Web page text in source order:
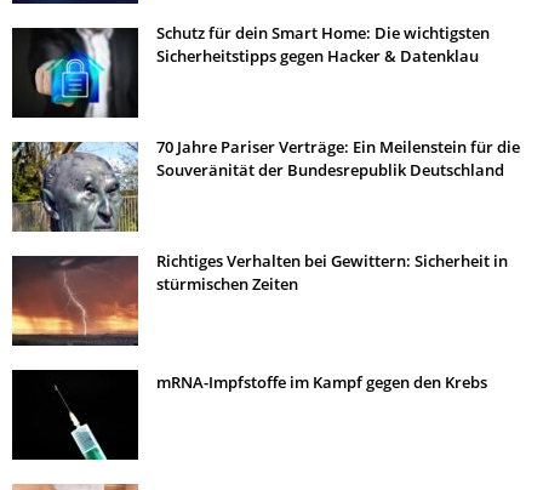
Schutz für dein Smart Home: Die wichtigsten
Sicherheitstipps gegen Hacker & Datenklau
70 Jahre Pariser Verträge: Ein Meilenstein für die
Souveränität der Bundesrepublik Deutschland
Richtiges Verhalten bei Gewittern: Sicherheit in
stürmischen Zeiten
mRNA-Impfstoffe im Kampf gegen den Krebs